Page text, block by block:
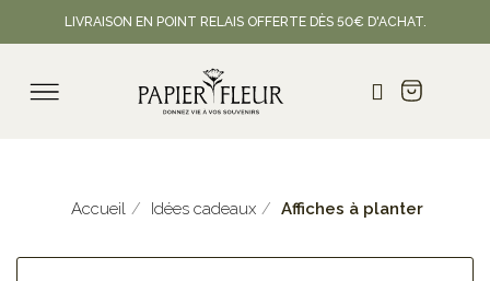
LIVRAISON EN POINT RELAIS OFFERTE DÈS 50€ D'ACHAT.
Accueil Idées cadeaux Affiches à planter